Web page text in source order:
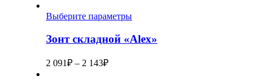
Выберите параметры
Зонт складной «Alex»
2 091₽ – 2 143₽